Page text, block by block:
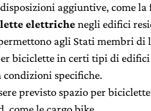
aggiuntive, come
elettrichenegli edifici
agli Stati membri di
biciclette in certi tipi di
specifiche.
previsto spazio per